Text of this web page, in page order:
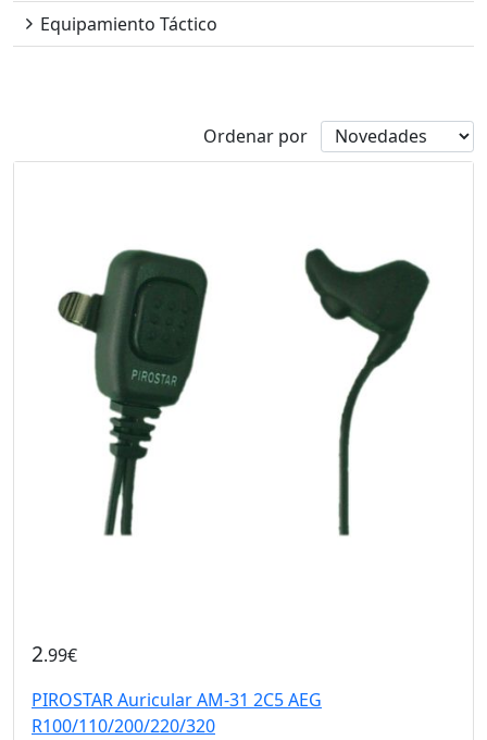
Equipamiento Táctico
Ordenar por
2.99€
PIROSTAR Auricular AM-31 2C5 AEG
R100/110/200/220/320